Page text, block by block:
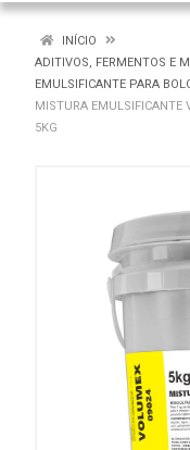
INÍCIO
ADITIVOS, FERMENTOS E
EMULSIFICANTE PARA
MISTURA EMULSIFICANTE
5KG